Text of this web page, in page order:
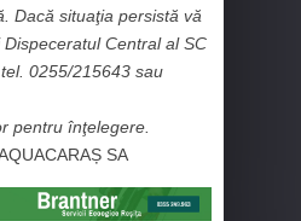
Dacă situaţia persistă vă
Central al SC
0255/215643 sau
pentru înţelegere.
SA